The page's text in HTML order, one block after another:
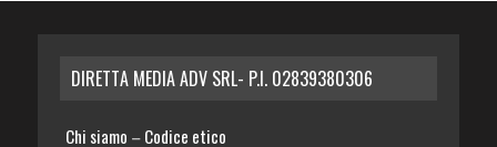
DIRETTA MEDIA ADV SRL- P.I. 02839380306
Chi siamo – Codice etico